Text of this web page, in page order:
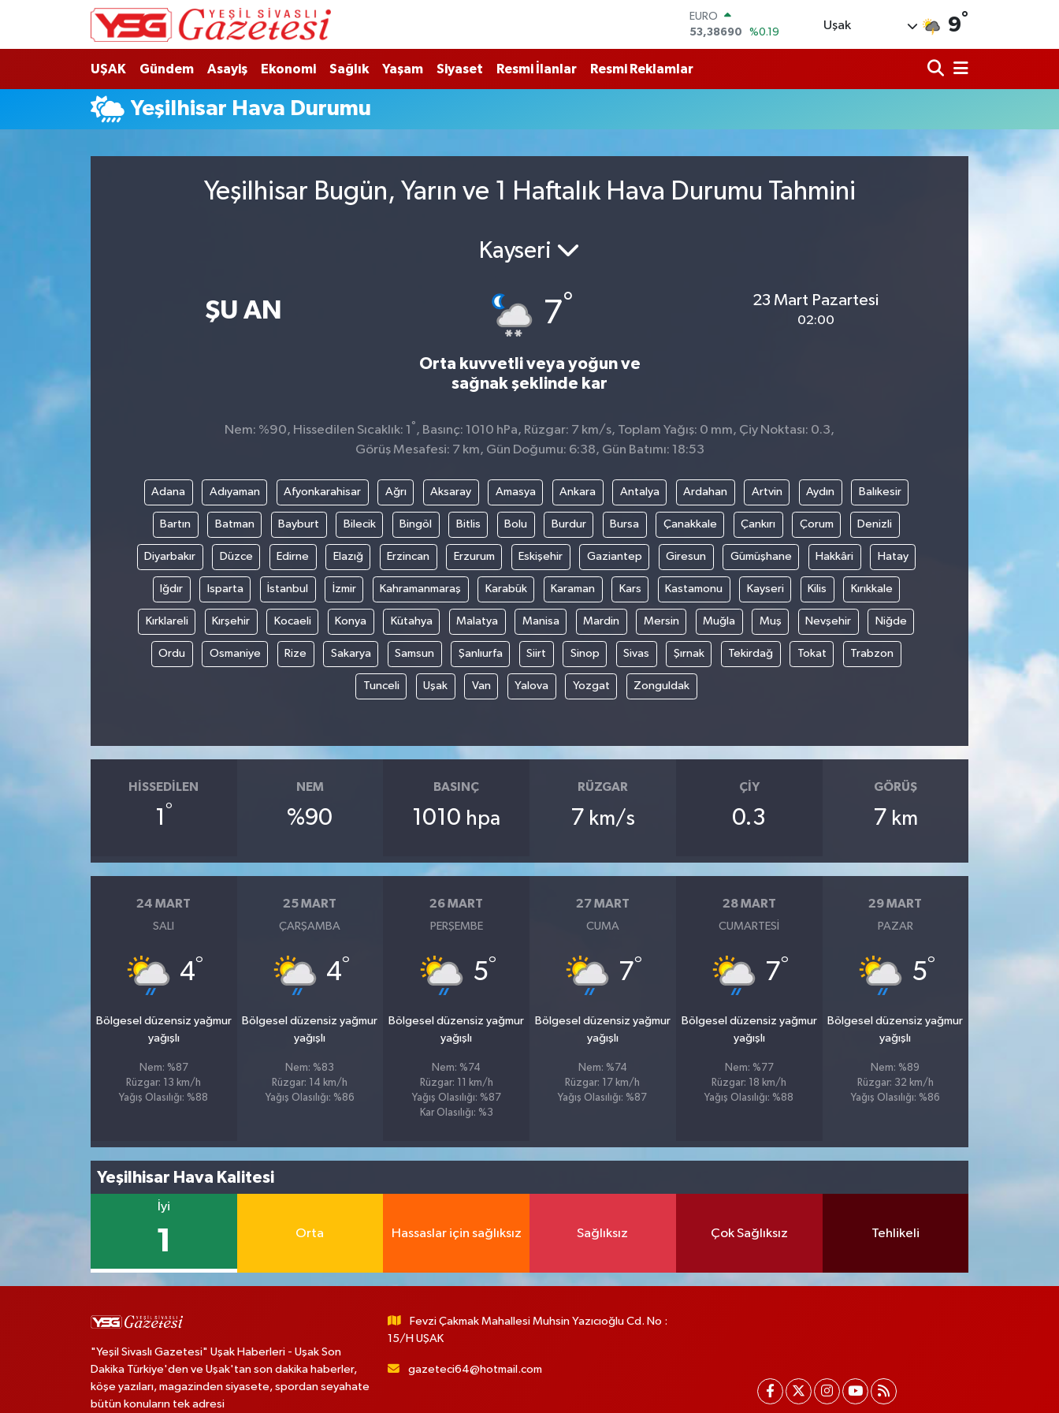
STERLİN
61,60380
%0.18
G.ALTIN
6862,09000
Uşak 9°
UŞAK Gündem Asayiş Ekonomi Sağlık Yaşam Siyaset Resmi İlanlar Resmi Reklamlar
Yeşilhisar Hava Durumu
Yeşilhisar Bugün, Yarın ve 1 Haftalık Hava Durumu Tahmini
ŞU AN
Kayseri
7°
Orta kuvvetli veya yoğun ve
sağnak şeklinde kar
23 Mart Pazartesi
02:00
Nem: %90, Hissedilen Sıcaklık: 1 ° , Basınç: 1010 hPa, Rüzgar: 7 km/s, Toplam Yağış: 0 mm, Çiy Noktası: 0.3,
Görüş Mesafesi: 7 km, Gün Doğumu: 6:38, Gün Batımı: 18:53
Adana Adıyaman Afyonkarahisar Ağrı Aksaray Amasya Ankara Antalya Ardahan Artvin Aydın Balıkesir
Bartın Batman Bayburt Bilecik Bingöl Bitlis Bolu Burdur Bursa Çanakkale Çankırı Çorum Denizli
Diyarbakır Düzce Edirne Elazığ Erzincan Erzurum Eskişehir Gaziantep Giresun Gümüşhane Hakkâri Hatay
Iğdır Isparta İstanbul İzmir Kahramanmaraş Karabük Karaman Kars Kastamonu Kayseri Kilis Kırıkkale
Kırklareli Kırşehir Kocaeli Konya Kütahya Malatya Manisa Mardin Mersin Muğla Muş Nevşehir Niğde
Ordu Osmaniye Rize Sakarya Samsun Şanlıurfa Siirt Sinop Sivas Şırnak Tekirdağ Tokat Trabzon
Tunceli Uşak Van Yalova Yozgat Zonguldak
HISSEDILEN
1°
NEM
%90
BASINÇ
1010 hpa
RÜZGAR
7 km/s
ÇIY
0.3
GÖRÜŞ
7 km
24 MART
SALI
4°
Bölgesel düzensiz yağmur
yağışlı
Nem: %87
Rüzgar: 13 km/h
Yağış Olasılığı: %88
25 MART
ÇARŞAMBA
4°
Bölgesel düzensiz yağmur
yağışlı
Nem: %83
Rüzgar: 14 km/h
Yağış Olasılığı: %86
26 MART
PERŞEMBE
5°
Bölgesel düzensiz yağmur
yağışlı
Nem: %74
Rüzgar: 11 km/h
Yağış Olasılığı: %87
Kar Olasılığı: %3
27 MART
CUMA
7°
Bölgesel düzensiz yağmur
yağışlı
Nem: %74
Rüzgar: 17 km/h
Yağış Olasılığı: %87
28 MART
CUMARTESI
7°
Bölgesel düzensiz yağmur
yağışlı
Nem: %77
Rüzgar: 18 km/h
Yağış Olasılığı: %88
29 MART
PAZAR
5°
Bölgesel düzensiz yağmur
yağışlı
Nem: %89
Rüzgar: 32 km/h
Yağış Olasılığı: %86
Yeşilhisar Hava Kalitesi
İyi
1 Orta Hassaslar için sağlıksız Sağlıksız Çok Sağlıksız Tehlikeli
"Yeşil Sivaslı Gazetesi" Uşak Haberleri - Uşak Son
Dakika Türkiye'den ve Uşak'tan son dakika haberler,
köşe yazıları, magazinden siyasete, spordan seyahate
bütün konuların tek adresi
Fevzi Çakmak Mahallesi Muhsin Yazıcıoğlu Cd. No :
15/H UŞAK
gazeteci64@hotmail.com
Hava Durumu